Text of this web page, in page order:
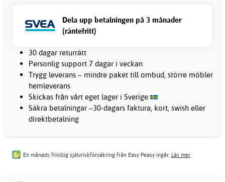
Dela upp betalningen på 3 månader
(räntefritt)
30 dagar returrätt
Personlig support 7 dagar i veckan
Trygg leverans – mindre paket till ombud, större möbler
hemleverans
Skickas från vårt eget lager i Sverige
Säkra betalningar –30-dagars faktura, kort, swish eller
direktbetalning
En månads frivillig självriskförsäkring från Easy Peasy ingår. Läs mer